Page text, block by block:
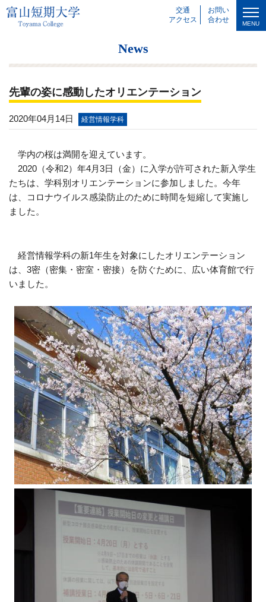
交通
アクセス
お問い
合わせ
MENU
News
先輩の姿に感動したオリエンテーション
2020年04月14日 経営情報学科
学内の桜は満開を迎えています。
2020（令和2）年4月3日（金）に入学が許可された新入学生
たちは、学科別オリエンテーションに参加しました。今年
は、コロナウイルス感染防止のために時間を短縮して実施し
ました。
経営情報学科の新1年生を対象にしたオリエンテーション
は、3密（密集・密室・密接）を防ぐために、広い体育館で行
いました。